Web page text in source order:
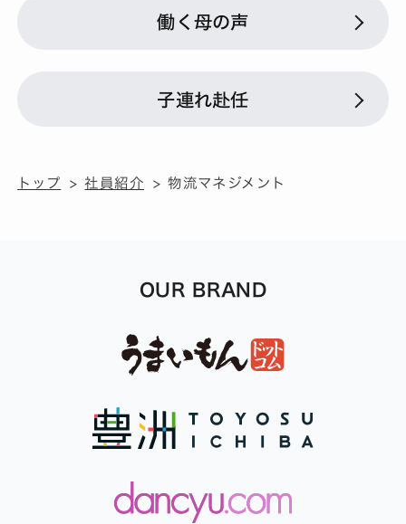
働く母の声
子連れ赴任
トップ 社員紹介 物流マネジメント
OUR BRAND